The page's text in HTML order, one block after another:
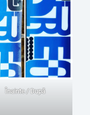
Înainte / După